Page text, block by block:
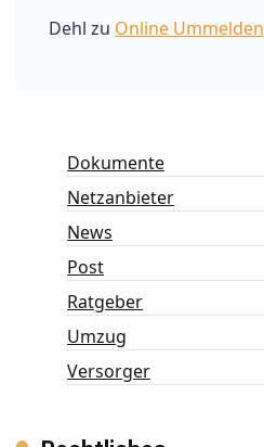
Dehl zu Online Ummelden
Dokumente
Netzanbieter
News
Post
Ratgeber
Umzug
Versorger